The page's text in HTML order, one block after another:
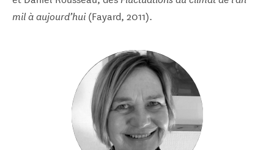
mil à aujourd’hui (Fayard, 2011).